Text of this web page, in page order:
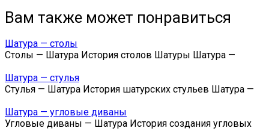
Вам также может понравиться
Шатура — столы
Столы — Шатура История столов Шатуры Шатура —
Шатура — стулья
Стулья — Шатура История шатурских стульев Шатура —
Шатура — угловые диваны
Угловые диваны — Шатура История создания угловых